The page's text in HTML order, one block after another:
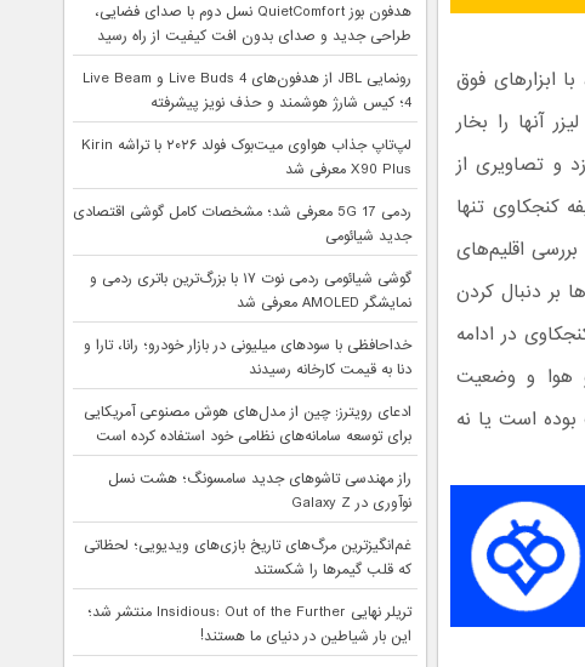
ابزارهای فوق
آنها را بخار
و تصاویری از
کنجکاوی تنها
اقلیم‌های
بر دنبال کردن
در ادامه
هوا و وضعیت
بوده است یا نه
هدفون بوز QuietComfort نسل دوم با صدای فضایی،
طراحی جدید و صدای بدون افت کیفیت از راه رسید
رونمایی JBL از هدفون‌های Live Buds 4 و Live Beam
4؛ کیس شارژ هوشمند و حذف نویز پیشرفته
لپ‌تاپ جذاب هواوی میت‌بوک فولد ۲۰۲۶ با تراشه Kirin
X90 Plus معرفی شد
ردمی 17 5G معرفی شد؛ مشخصات کامل گوشی اقتصادی
جدید شیائومی
گوشی شیائومی ردمی نوت ۱۷ با بزرگ‌ترین باتری ردمی و
نمایشگر AMOLED معرفی شد
خداحافظی با سودهای میلیونی در بازار خودرو؛ رانا، تارا و
دنا به قیمت کارخانه رسیدند
ادعای رویترز: چین از مدل‌های هوش مصنوعی آمریکایی
برای توسعه سامانه‌های نظامی خود استفاده کرده است
راز مهندسی تاشوهای جدید سامسونگ؛ هشت نسل
نوآوری در Galaxy Z
غم‌انگیزترین مرگ‌های تاریخ بازی‌های ویدیویی؛ لحظاتی
که قلب گیمرها را شکستند
تریلر نهایی Insidious: Out of the Further منتشر شد؛
این بار شیاطین در دنیای ما هستند!